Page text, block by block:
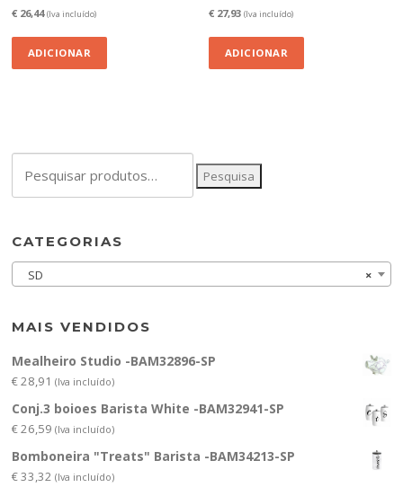
€ 26,44 (Iva incluído)
ADICIONAR
€ 27,93 (Iva incluído)
ADICIONAR
por:
Pesquisa
CATEGORIAS
×
SD
MAIS VENDIDOS
Mealheiro Studio -BAM32896-SP
€28,91 (Iva incluído)
Conj.3 boioes Barista White -BAM32941-SP
€26,59 (Iva incluído)
Bomboneira "Treats" Barista -BAM34213-SP
€33,32 (Iva incluído)